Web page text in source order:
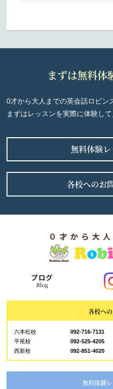
まずは無料体
0才から大人までの英会話ロビン
まずはレッスンを実際に体験し
無料体験
各校へのお
各校へ
六本松校 092-716-7131
平尾校
092-525-4205
西新校
092-851-4020
無料体験